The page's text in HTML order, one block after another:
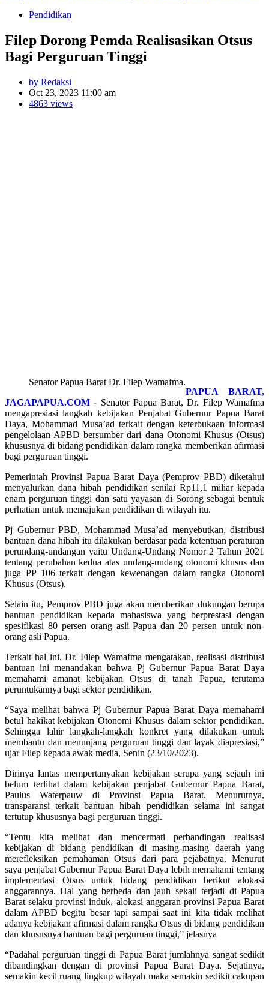
Pendidikan
Filep Dorong Pemda Realisasikan Otsus
Bagi Perguruan Tinggi
by Redaksi
Oct 23, 2023 11:00 am
4863 views
Senator Papua Barat Dr. Filep Wamafma.
PAPUA BARAT,
JAGAPAPUA.COM - Senator Papua Barat, Dr. Filep Wamafma
mengapresiasi langkah kebijakan Penjabat Gubernur Papua Barat
Daya, Mohammad Musa’ad terkait dengan keterbukaan informasi
pengelolaan APBD bersumber dari dana Otonomi Khusus (Otsus)
khususnya di bidang pendidikan dalam rangka memberikan afirmasi
bagi perguruan tinggi.
Pemerintah Provinsi Papua Barat Daya (Pemprov PBD) diketahui
menyalurkan dana hibah pendidikan senilai Rp11,1 miliar kepada
enam perguruan tinggi dan satu yayasan di Sorong sebagai bentuk
perhatian untuk memajukan pendidikan di wilayah itu.
Pj Gubernur PBD, Mohammad Musa’ad menyebutkan, distribusi
bantuan dana hibah itu dilakukan berdasar pada ketentuan peraturan
perundang-undangan yaitu Undang-Undang Nomor 2 Tahun 2021
tentang perubahan kedua atas undang-undang otonomi khusus dan
juga PP 106 terkait dengan kewenangan dalam rangka Otonomi
Khusus (Otsus).
Selain itu, Pemprov PBD juga akan memberikan dukungan berupa
bantuan pendidikan kepada mahasiswa yang berprestasi dengan
spesifikasi 80 persen orang asli Papua dan 20 persen untuk non-
orang asli Papua.
Terkait hal ini, Dr. Filep Wamafma mengatakan, realisasi distribusi
bantuan ini menandakan bahwa Pj Gubernur Papua Barat Daya
memahami amanat kebijakan Otsus di tanah Papua, terutama
peruntukannya bagi sektor pendidikan.
“Saya melihat bahwa Pj Gubernur Papua Barat Daya memahami
betul hakikat kebijakan Otonomi Khusus dalam sektor pendidikan.
Sehingga lahir langkah-langkah konkret yang dilakukan untuk
membantu dan menunjang perguruan tinggi dan layak diapresiasi,”
ujar Filep kepada awak media, Senin (23/10/2023).
Dirinya lantas mempertanyakan kebijakan serupa yang sejauh ini
belum terlihat dalam kebijakan penjabat Gubernur Papua Barat,
Paulus Waterpauw di Provinsi Papua Barat. Menurutnya,
transparansi terkait bantuan hibah pendidikan selama ini sangat
tertutup khususnya bagi perguruan tinggi.
“Tentu kita melihat dan mencermati perbandingan realisasi
kebijakan di bidang pendidikan di masing-masing daerah yang
merefleksikan pemahaman Otsus dari para pejabatnya. Menurut
saya penjabat Gubernur Papua Barat Daya lebih memahami tentang
implementasi Otsus untuk bidang pendidikan berikut alokasi
anggarannya. Hal yang berbeda dan jauh sekali terjadi di Papua
Barat selaku provinsi induk, alokasi anggaran provinsi Papua Barat
dalam APBD begitu besar tapi sampai saat ini kita tidak melihat
adanya kebijakan afirmasi dalam rangka Otsus di bidang pendidikan
dan khususnya bantuan bagi perguruan tinggi,” jelasnya
“Padahal perguruan tinggi di Papua Barat jumlahnya sangat sedikit
dibandingkan dengan di provinsi Papua Barat Daya. Sejatinya,
semakin kecil ruang lingkup wilayah maka semakin sedikit cakupan